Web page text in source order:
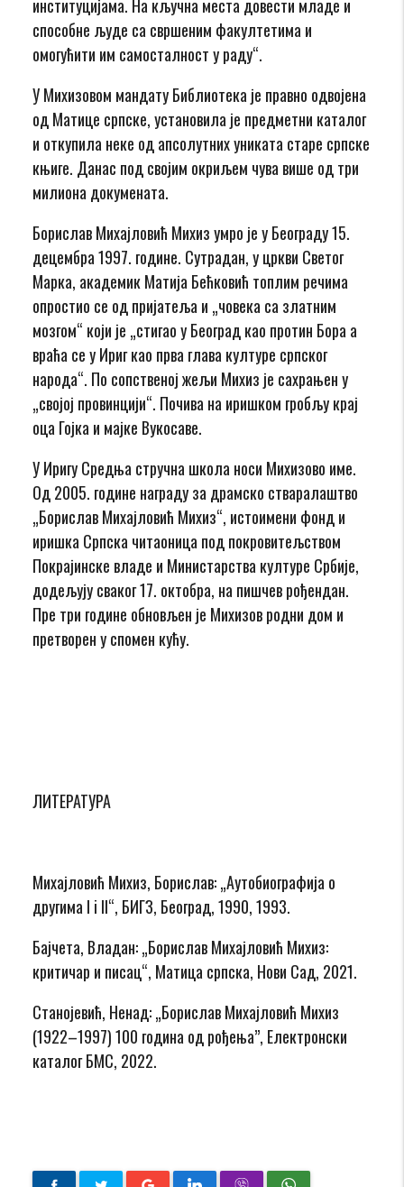
институцијама. На кључна места довести младе и
способне људе са свршеним факултетима и
омогућити им самосталност у раду“.
У Михизовом мандату Библиотека је правно одвојена
од Матице српске, установила је предметни каталог
и откупила неке од апсолутних униката старе српске
књиге. Данас под својим окриљем чува више од три
милиона докумената.
Борислав Михајловић Михиз умро је у Београду 15.
децембра 1997. године. Сутрадан, у цркви Светог
Марка, академик Матија Бећковић топлим речима
опростио се од пријатеља и „човека са златним
мозгом“ који је „стигао у Београд као протин Бора а
враћа се у Ириг као прва глава културе српског
народа“. По сопственој жељи Михиз је сахрањен у
„својој провинцији“. Почива на иришком гробљу крај
оца Гојка и мајке Вукосаве.
У Иригу Средња стручна школа носи Михизово име.
Од 2005. године награду за драмско стваралаштво
„Борислав Михајловић Михиз“, истоимени фонд и
иришка Српска читаоница под покровитељством
Покрајинске владе и Министарства културе Србије,
додељују сваког 17. октобра, на пишчев рођендан.
Пре три године обновљен је Михизов родни дом и
претворен у спомен кућу.
ЛИТЕРАТУРА
Михајловић Михиз, Борислав: „Аутобиографија о
другима I i II“, БИГЗ, Београд, 1990, 1993.
Бајчета, Владан: „Борислав Михајловић Михиз:
критичар и писац“, Матица српска, Нови Сад, 2021.
Станојевић, Ненад: „Борислав Михајловић Михиз
(1922–1997) 100 година од рођења”, Електронски
каталог БМС, 2022.